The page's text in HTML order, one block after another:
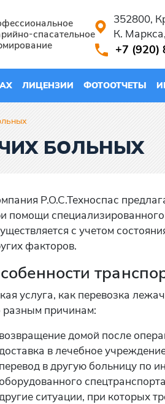
спасательное
352800,
К.
+7 (920)
ЛИЦЕНЗИИ ФОТООТЧЕТЫ
БОЛЬНЫХ
Р.О.С.Техноспас
помощи
с учетом
факторов.
услуга, как перевозка
разным причинам:
возвращение домой после
в лечебное
перевод в другую больницу по
оборудованного
ситуации, при которых